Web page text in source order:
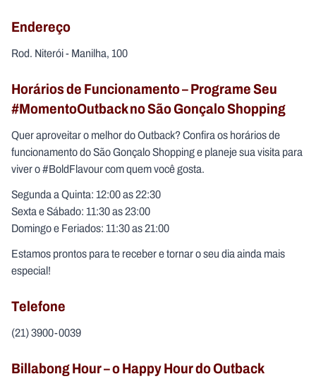
Endereço
Rod. Niterói - Manilha, 100
Horários de Funcionamento – Programe Seu
#MomentoOutback no São Gonçalo Shopping
Quer aproveitar o melhor do Outback? Confira os horários de
funcionamento do São Gonçalo Shopping e planeje sua visita para
viver o #BoldFlavour com quem você gosta.
Segunda a Quinta: 12:00 as 22:30
Sexta e Sábado: 11:30 as 23:00
Domingo e Feriados: 11:30 as 21:00
Estamos prontos para te receber e tornar o seu dia ainda mais
especial!
Telefone
(21) 3900-0039
Billabong Hour – o Happy Hour do Outback